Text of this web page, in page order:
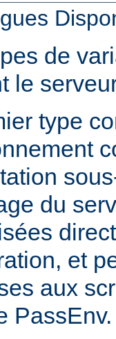
de
le
type
du
et
aux
PassEnv.